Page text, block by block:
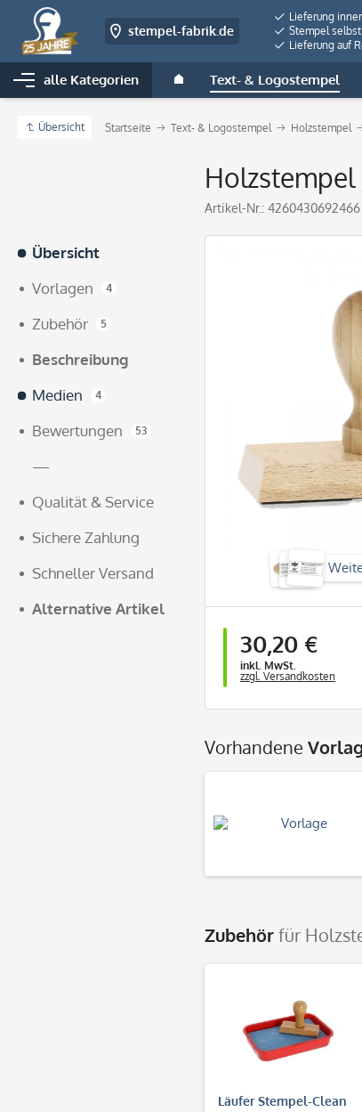
stempel-fabrik.de
Lieferung
Stempel
Lieferung auf
alle Kategorien Text- & Logostempel
Übersicht Startseite Text- & Logostempel Holzstempel
Artikel-Nr.: 4260430692466
Übersicht
Vorlagen
4
Zubehör 5
Beschreibung
Medien
4
Bewertungen 53
—
Qualität & Service
Sichere Zahlung
Schneller Versand
Alternative Artikel
30,20 €
inkl. MwSt.
zzgl. Versandkosten
Vorhandene
Zubehörfür
Läufer Stempel-Clean